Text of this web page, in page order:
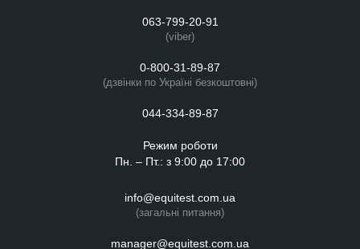
063-799-20-91
(viber)
0-800-31-89-87
(дзвінки по Україні безкоштовні)
044-334-89-87
Режим роботи
Пн. – Пт.: з 9:00 до 17:00
info@equitest.com.ua
(загальні питання)
manager@equitest.com.ua